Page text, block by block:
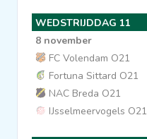
WEDSTRIJDDAG 11
8 november
FC Volendam O21
Fortuna Sittard O21
NAC Breda O21
IJsselmeervogels O21